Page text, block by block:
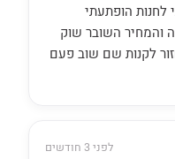
הופתעתי
והמחיר השובר שוק
לקנות שם שוב פעם
לפני 3 חודשים